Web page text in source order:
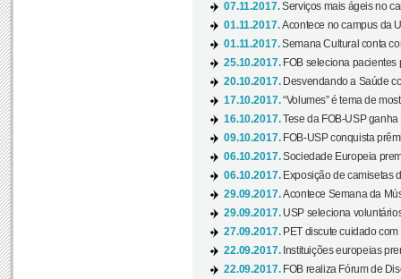
07.11.2017.Serviços mais ágeis no
01.11.2017.Acontece no campus da
01.11.2017.Semana Cultural conta
25.10.2017. FOB seleciona pacientes
20.10.2017. Desvendando a Saúde
17.10.2017.“Volumes” é tema de
16.10.2017.Tese da FOB-USP
09.10.2017. FOB-USP conquista
06.10.2017.Sociedade Europeia
06.10.2017. Exposição de camisetas
29.09.2017.Acontece Semana da
29.09.2017. USP seleciona
27.09.2017. PET discute cuidado
22.09.2017. Instituições europeias
22.09.2017. FOB realiza Fórum de